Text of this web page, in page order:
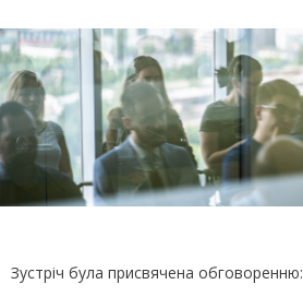
Зустріч була присвячена обговоренню: